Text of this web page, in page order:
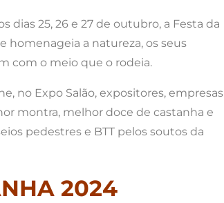
dias 25, 26 e 27 de outubro, a Festa da
homenageia a natureza, os seus
com o meio que o rodeia.
no Expo Salão, expositores, empresas
montra, melhor doce de castanha e
pedestres e BTT pelos soutos da
2024